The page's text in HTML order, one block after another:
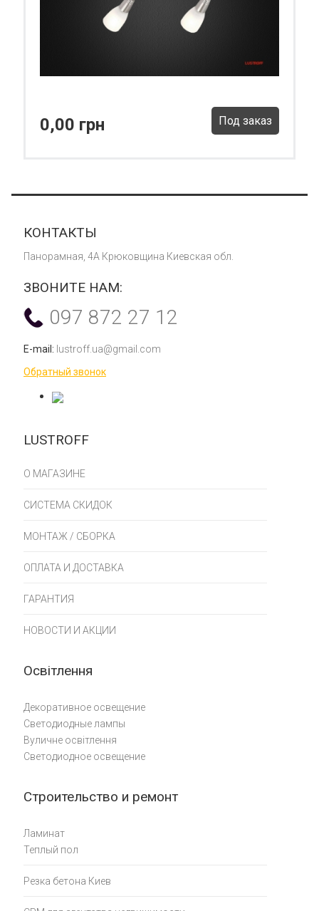
0,00 грн Под заказ
LUSTROFF
О МАГАЗИНЕ
СИСТЕМА СКИДОК
МОНТАЖ / СБОРКА
ОПЛАТА И ДОСТАВКА
ГАРАНТИЯ
НОВОСТИ И АКЦИИ
Освітлення
Декоративное освещение
Светодиодные лампы
Вуличне освітлення
Светодиодное освещение
Строительство и ремонт
Ламинат
Теплый пол
Резка бетона Киев
КОНТАКТЫ
Панорамная, 4А Крюковщина Киевская обл.
ЗВОНИТЕ НАМ:
097 872 27 12
E-mail: lustroff.ua@gmail.com
Обратный звонок